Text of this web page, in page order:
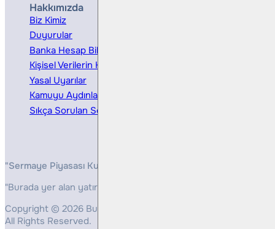
Hakkımızda
Biz Kimiz
Duyurular
Banka Hesap Bilgileri
Kişisel Verilerin Korunması
Yasal Uyarılar
Kamuyu Aydınlatma
Sıkça Sorulan Sorular
"Sermaye Piyasası Kurulunun, Yatırım Hizmetleri ve
"Burada yer alan yatırım bilgi, yorum ve tavsiyeleri yatırım
Copyright © 2026 Bulls Yatırım Menkul Değerler
All Rights Reserved.